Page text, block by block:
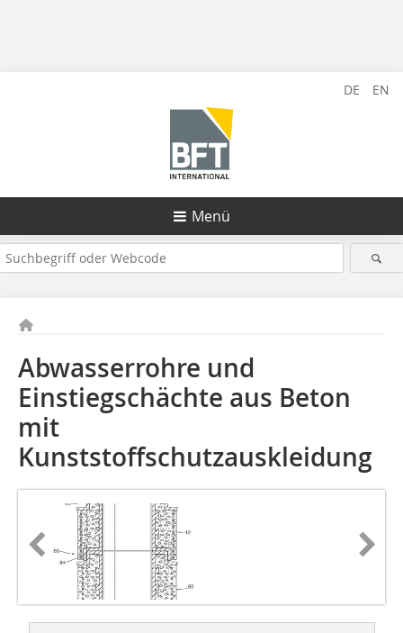
DE EN
Menü
Abwasserrohre und
Einstiegschächte aus Beton
mit
Kunststoffschutzauskleidung